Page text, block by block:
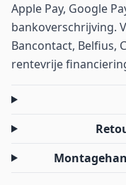
Apple Pay, Google
bankoverschrijving.
Bancontact, Belfius,
rentevrije